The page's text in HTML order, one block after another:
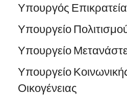
Υπουργός
Υπουργείο
Υπουργείο
Υπουργείο
Οικογένειας